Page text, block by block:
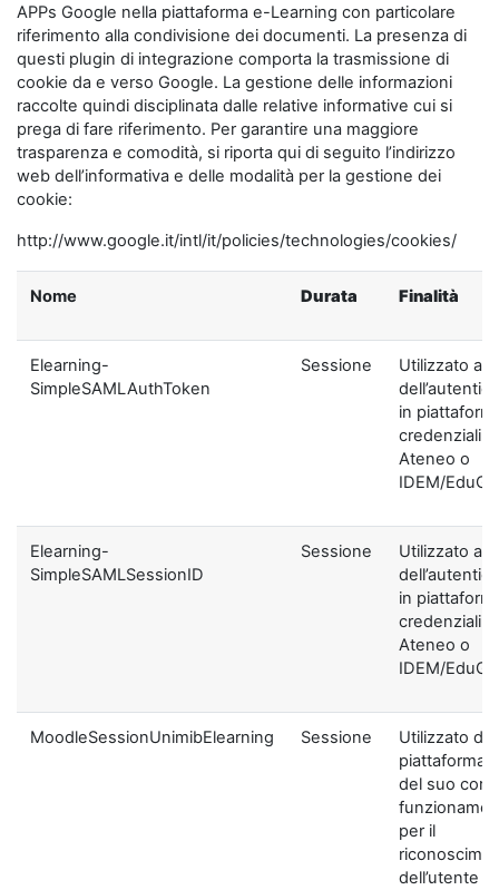
APPs Google nella piattaforma e-Learning con particolare
riferimento alla condivisione dei documenti. La presenza di
questi plugin di integrazione comporta la trasmissione di
cookie da e verso Google. La gestione delle informazioni
raccolte quindi disciplinata dalle relative informative cui si
prega di fare riferimento. Per garantire una maggiore
trasparenza e comodità, si riporta qui di seguito l’indirizzo
web dell’informativa e delle modalità per la gestione dei
cookie:
http://www.google.it/intl/it/policies/technologies/cookies/
Nome Durata Finalità
Elearning-
SimpleSAMLAuthToken
Sessione
Utilizzato ai
in
credenziali di
Ateneo o
IDEM/
Elearning-
SimpleSAMLSessionID
Sessione
Utilizzato ai
in
credenziali di
Ateneo o
IDEM/
MoodleSessionUnimibElearning Sessione
Utilizzato
piattaforma
del suo
per il
dell’utente